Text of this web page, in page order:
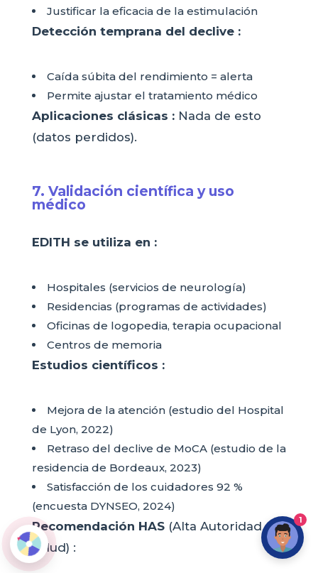
Justificar la eficacia de la estimulación
Detección temprana del declive :
Caída súbita del rendimiento = alerta
Permite ajustar el tratamiento médico
Aplicaciones clásicas :Nada de esto
(datos perdidos).
7. Validación científica y uso
médico
EDITH se utiliza en :
Hospitales (servicios de neurología)
Residencias (programas de actividades)
Oficinas de logopedia, terapia ocupacional
Centros de memoria
Estudios científicos :
Mejora de la atención (estudio del Hospital
de Lyon, 2022)
Retraso del declive de MoCA (estudio de la
residencia de Bordeaux, 2023)
Satisfacción de los cuidadores 92 %
(encuesta DYNSEO, 2024)
Recomendación HAS(Alta Autoridad de
Salud) :
1